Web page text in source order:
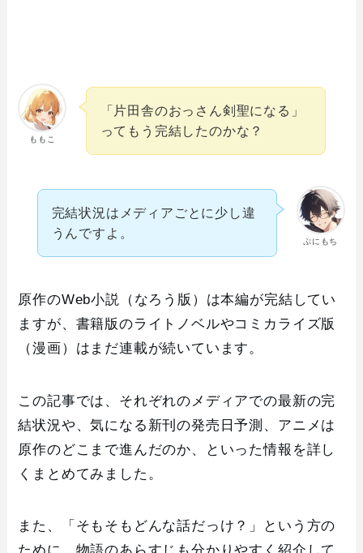
ももこ
「片田舎のおっさん剣聖になる」
ってもう完結したのかな？
ぷにもち
完結状況はメディアごとに少し違
うんですよ。
原作のWeb小説（なろう版）は本編が完結してい
ますが、書籍版のライトノベルやコミカライズ版
（漫画）はまだ連載が続いています。
この記事では、それぞれのメディアでの最新の完
結状況や、気になる新刊の発売日予測、アニメは
原作のどこまで進んだのか、といった情報を詳し
くまとめてみました。
また、「そもそもどんな話だっけ？」という方の
ために、物語のあらすじも分かりやすく紹介して